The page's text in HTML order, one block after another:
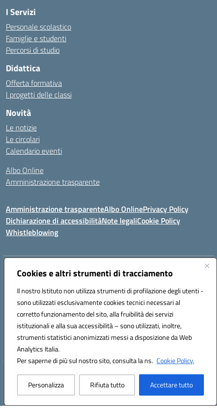
Cookies e altri strumenti di tracciamento
Il nostro Istituto non utilizza strumenti di profilazione degli utenti -
sono utilizzati esclusivamente cookies tecnici necessari al
corretto funzionamento del sito, alla fruibilità dei servizi
istituzionali e alla sua accessibilità – sono utilizzati, inoltre,
strumenti statistici anonimizzati messi a disposizione da Web
Analytics Italia.
Per saperne di più sul nostro sito, consulta la ns. Cookie Policy.
Personalizza Rifiuta tutto Accettare tutto
I Servizi
Personale scolastico
Famiglie e studenti
Percorsi di studio
Didattica
Offerta formativa
I progetti delle classi
Novità
Le notizie
Le circolari
Calendario eventi
Albo Online
Amministrazione trasparente
Amministrazione trasparenteAlbo OnlinePrivacy Policy
Dichiarazione di accessibilitàNote legaliCookie Policy
Whistleblowing
Indirizzo:VIA RAFFAELE VIVIANI, 2 – 81024 – MADDALONI (CE)
Posta elettronica certificata (PEC):ceic8av00r@pec.istruzione.it
Codice fiscale: 93086020612
Codice meccanografico:CEIC8AV00R
Codice Indice delle Pubbliche Amministrazioni (IPA): icamm
Codice unico di fatturazione (CUF): UF8WE6
Hosting & Powered by 3D Solution S.r.l.
Concept & Design by Designers Italia